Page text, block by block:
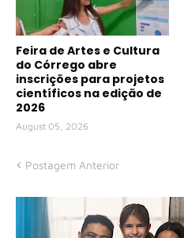
Feira de Artes e Cultura
do Córrego abre
inscrições para projetos
científicos na edição de
2026
August 05, 2026
Postagem Anterior